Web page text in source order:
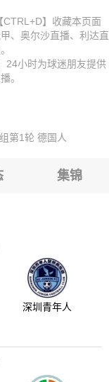
达
达
达
达
】收藏本页面
、奥尔沙直播、利达直
24小时为球迷朋友提供
。
第1轮 德国人
集锦
深圳青年人